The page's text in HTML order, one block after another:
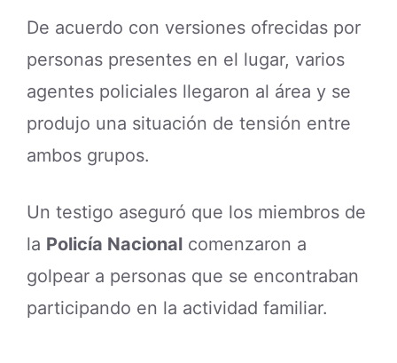
De acuerdo con versiones ofrecidas por
personas presentes en el lugar, varios
agentes policiales llegaron al área y se
produjo una situación de tensión entre
ambos grupos.
Un testigo aseguró que los miembros de
la Policía Nacional comenzaron a
golpear a personas que se encontraban
participando en la actividad familiar.